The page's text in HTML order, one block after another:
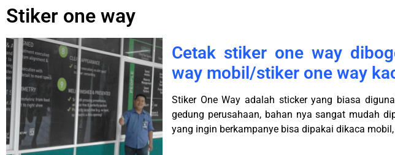
Stiker one way
Cetak stiker one way
way mobil/stiker one way
Stiker One Way adalah sticker yang biasa
gedung perusahaan, bahan nya sangat mudah
yang ingin berkampanye bisa dipakai dikaca